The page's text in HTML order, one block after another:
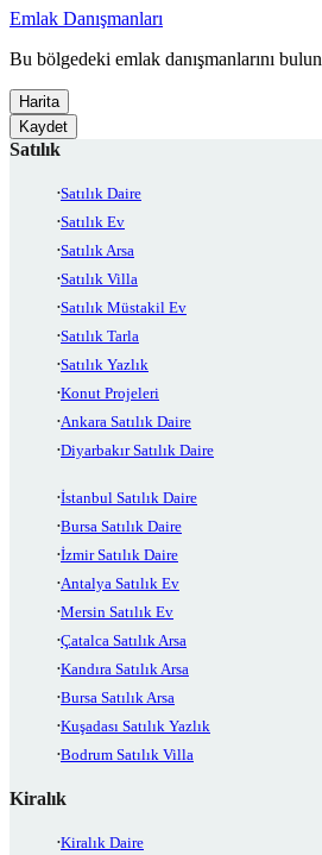
Emlak Danışmanları
Bu bölgedeki emlak danışmanlarını bulun
Harita
Kaydet
Satılık
Satılık Daire
Satılık Ev
Satılık Arsa
Satılık Villa
Satılık Müstakil Ev
Satılık Tarla
Satılık Yazlık
Konut Projeleri
Ankara Satılık Daire
Diyarbakır Satılık Daire
İstanbul Satılık Daire
Bursa Satılık Daire
İzmir Satılık Daire
Antalya Satılık Ev
Mersin Satılık Ev
Çatalca Satılık Arsa
Kandıra Satılık Arsa
Bursa Satılık Arsa
Kuşadası Satılık Yazlık
Bodrum Satılık Villa
Kiralık
Kiralık Daire